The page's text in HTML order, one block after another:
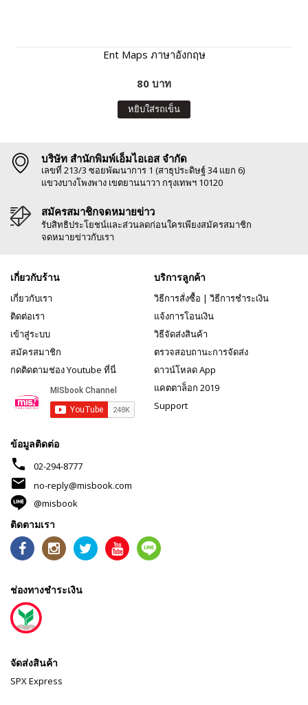
Ent Maps ภาษาอังกฤษ
80 บาท
หยิบใส่รถเข็น
บริษัท สำนักพิมพ์เอ็มไอเอส จำกัด
เลขที่ 213/3 ซอยพัฒนาการ 1 (สาธุประดิษฐ์ 34 แยก 6)
แขวงบางโพงพาง เขตยานนาวา กรุงเทพฯ 10120
สมัครสมาชิกจดหมายข่าว
รับสิทธิประโยชน์และส่วนลดก่อนใครเพียงสมัครสมาชิก
จดหมายข่าวกับเรา
เกี่ยวกับร้าน
เกี่ยวกับเรา
ติดต่อเรา
เข้าสู่ระบบ
สมัครสมาชิก
กดติดตามช่อง Youtube ที่นี่
บริการลูกค้า
วิธีการสั่งซื้อ | วิธีการชำระเงิน
แจ้งการโอนเงิน
วิธีจัดส่งสินค้า
ตรวจสอบถานะการจัดส่ง
ดาวน์โหลด App
แคตตาล็อก 2019
Support
ข้อมูลติดต่อ
phone 02-294-8777
mail
no-reply@misbook.com
@misbook
ติดตามเรา
ช่องทางชำระเงิน
จัดส่งสินค้า
SPX Express